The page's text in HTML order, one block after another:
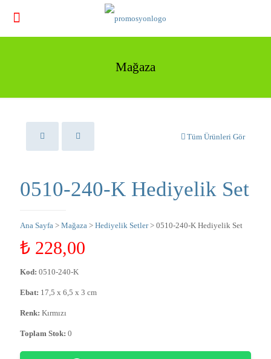
Mağaza
Tüm Ürünleri Gör
0510-240-K Hediyelik Set
Ana Sayfa > Mağaza > Hediyelik Setler> 0510-240-K Hediyelik Set
₺ 228,00
Kod: 0510-240-K
Ebat: 17,5 x 6,5 x 3 cm
Renk: Kırmızı
Toplam Stok: 0